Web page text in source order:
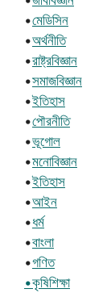
•মেডিসিন
•অর্থনীতি
•রাষ্ট্রবিজ্ঞান
•সমাজবিজ্ঞান
•ইতিহাস
•পৌরনীতি
•ভূগোল
•মনোবিজ্ঞান
•ইতিহাস
•আইন
•ধর্ম
•বাংলা
•গণিত
•কৃষিশিক্ষা